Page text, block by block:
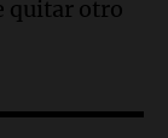
COVID
el
quitar otro